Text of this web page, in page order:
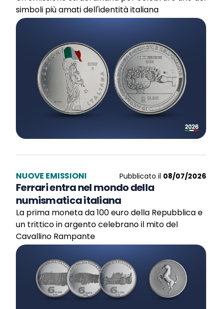
simboli più amati dell'identità italiana
NUOVE EMISSIONI Pubblicato il 08/07/2026
Ferrari entra nel mondo della
numismatica italiana
La prima moneta da 100 euro della Repubblica e
un trittico in argento celebrano il mito del
Cavallino Rampante